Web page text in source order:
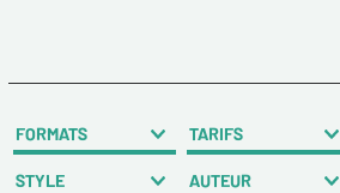
FORMATS TARIFS
STYLE AUTEUR